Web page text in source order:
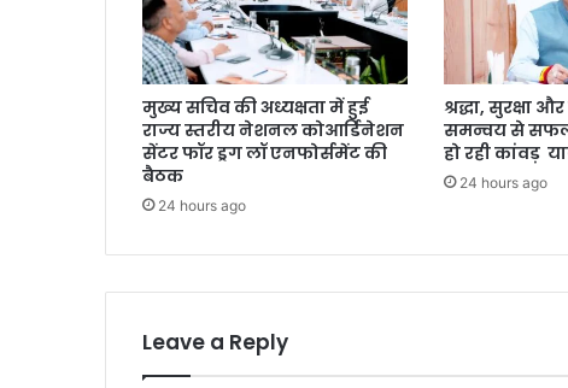
मुख्य सचिव की अध्यक्षता में हुई
राज्य स्तरीय नेशनल कोआर्डिनेशन
सेंटर फॉर ड्रग लॉ एनफोर्समेंट की
बैठक
24 hours ago
श्रद्धा, सुरक्षा
समन्वय से
हो रही कांवड़
24 hours ago
Leave a Reply